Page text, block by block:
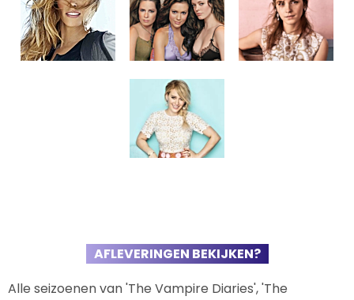
AFLEVERINGEN BEKIJKEN?
Alle seizoenen van 'The Vampire Diaries', 'The